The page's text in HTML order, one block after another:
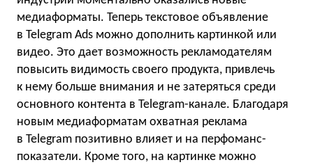
медиаформаты. Теперь текстовое объявление
в Telegram Ads можно дополнить картинкой или
видео. Это дает возможность рекламодателям
повысить видимость своего продукта, привлечь
к нему больше внимания и не затеряться среди
основного контента в Telegram-канале. Благодаря
новым медиаформатам охватная реклама
в Telegram позитивно влияет и на перфоманс-
показатели. Кроме того, на картинке можно